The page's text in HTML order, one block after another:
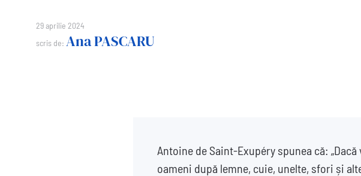
29 aprilie 2024
scris de: Ana PASCARU
Antoine de Saint-Exupéry spunea că:
oameni după lemne, cuie, unelte, sfori și